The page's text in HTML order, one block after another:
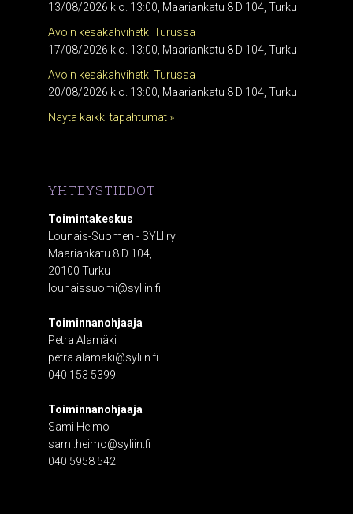
13/08/2026 klo. 13:00, Maariankatu 8 D 104, Turku
Avoin kesäkahvihetki Turussa
17/08/2026 klo. 13:00, Maariankatu 8 D 104, Turku
Avoin kesäkahvihetki Turussa
20/08/2026 klo. 13:00, Maariankatu 8 D 104, Turku
Näytä kaikki tapahtumat »
YHTEYSTIEDOT
Toimintakeskus
Lounais-Suomen - SYLI ry
Maariankatu 8 D 104,
20100 Turku
lounaissuomi@syliin.fi
Toiminnanohjaaja
Petra Alamäki
petra.alamaki@syliin.fi
040 153 5399
Toiminnanohjaaja
Sami Heimo
sami.heimo@syliin.fi
040 5958 542